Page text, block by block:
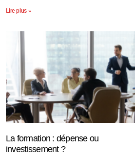
Lire plus »
La formation : dépense ou
investissement ?